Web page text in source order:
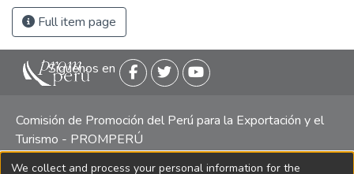
Full item page
Siguenos en
Comisión de Promoción del Perú para la Exportación y el
Turismo - PROMPERÚ
We collect and process your personal information for the